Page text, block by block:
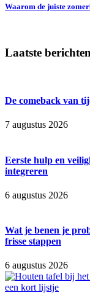
Waarom de juiste
Laatste berichten
De comeback van
7 augustus 2026
Eerste hulp en
integreren
6 augustus 2026
Wat je benen je
frisse stappen
6 augustus 2026